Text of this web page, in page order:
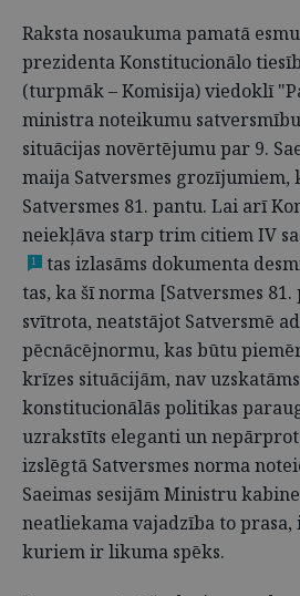
Raksta nosaukuma pamatā
prezidenta Konstitucionālo
(turpmāk – Komisija) viedoklī
ministra noteikumu
situācijas novērtējumu par 9.
maija Satversmes grozījumiem,
Satversmes 81. pantu. Lai arī
neiekļāva starp trim citiem IV
1
tas izlasāms dokumenta
tas, ka šī norma [Satversmes
svītrota, neatstājot Satversmē
pēcnācējnormu, kas būtu
krīzes situācijām, nav
konstitucionālās politikas
uzrakstīts eleganti un
izslēgtā Satversmes norma
Saeimas sesijām Ministru
neatliekama vajadzība to
kuriem ir likuma spēks.